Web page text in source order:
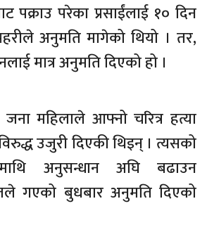
पक्राउ परेका प्रसाईंलाई १० दिन
अनुमति मागेको थियो । तर,
मात्र अनुमति दिएको हो ।
महिलाले आफ्नो चरित्र हत्या
उजुरी दिएकी थिइन् । त्यसको
अनुसन्धान अघि बढाउन
गएको बुधबार अनुमति दिएको